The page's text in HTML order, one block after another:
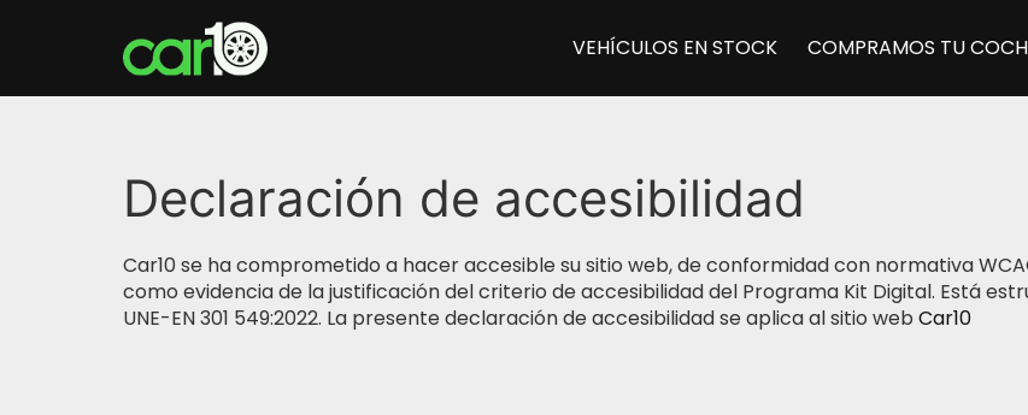
VEHÍCULOS EN STOCK COMPRAMOS TU
Declaración de accesibilidad
Car10 se ha comprometido a hacer accesible su sitio web, de conformidad con normativa
como evidencia de la justificación del criterio de accesibilidad del Programa Kit Digital. Está
UNE-EN 301 549:2022. La presente declaración de accesibilidad se aplica al sitio web Car10